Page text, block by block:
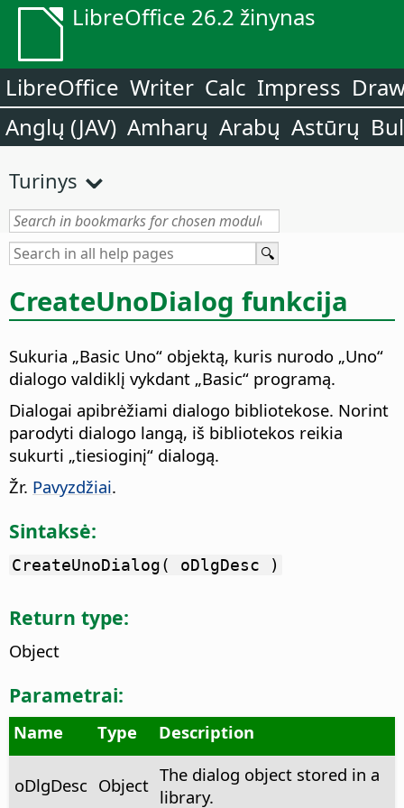
LibreOffice 26.2 žinynas
LibreOffice Writer Calc Impress
Anglų (JAV) Amharų Arabų Astūrų
Turinys
CreateUnoDialog funkcija
Sukuria „Basic Uno“ objektą, kuris nurodo „Uno“
dialogo valdiklį vykdant „Basic“ programą.
Dialogai apibrėžiami dialogo bibliotekose. Norint
parodyti dialogo langą, iš bibliotekos reikia
sukurti „tiesioginį“ dialogą.
Žr. Pavyzdžiai.
Sintaksė:
CreateUnoDialog( oDlgDesc )
Return type:
Object
Parametrai:
Name Type Description
oDlgDesc Object The dialog object stored in a
library.